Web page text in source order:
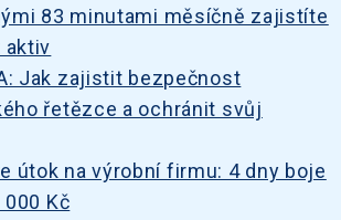
83 minutami měsíčně zajistíte
aktiv
Jak zajistit bezpečnost
řetězce a ochránit svůj
útok na výrobní firmu: 4 dny boje
Kč